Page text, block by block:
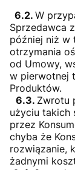
6.2. W
Sprzedawca
później niż w
otrzymania
od Umowy,
w pierwotnej
Produktów.
6.3. Zwrotu
użyciu takich
przez
chyba że
rozwiązanie,
żadnymi